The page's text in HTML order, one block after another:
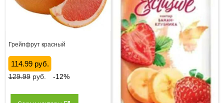
Грейпфрут красный
114.99 руб.
129.99руб. -12%